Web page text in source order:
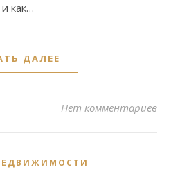
как…
ДАЛЕЕ
Нет комментариев